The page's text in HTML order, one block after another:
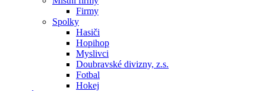
Firmy
Spolky
Hasiči
Hopihop
Myslivci
Doubravské divizny, z.s.
Fotbal
Hokej